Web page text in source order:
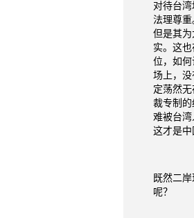
对待台
法理尊
但是其
实。这
位，如
场上，
定荡然
裁专制
难被台湾
这才是中
既然二
呢？